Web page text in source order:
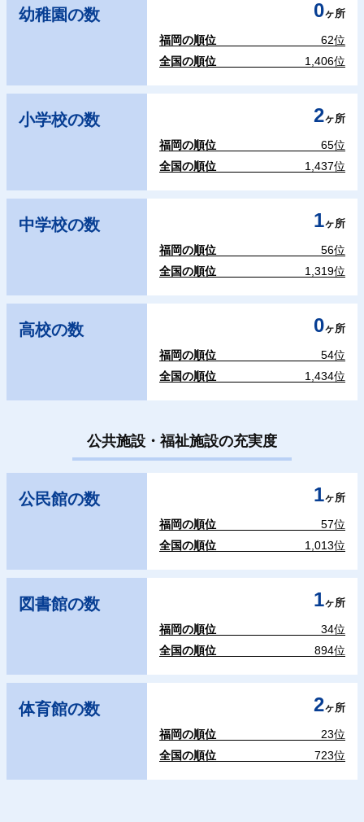
幼稚園の数 0ヶ所
福岡の順位
62位
全国の順位
1,406位
小学校の数 2ヶ所
福岡の順位
65位
全国の順位
1,437位
中学校の数 1ヶ所
福岡の順位
56位
全国の順位
1,319位
高校の数 0ヶ所
福岡の順位
54位
全国の順位
1,434位
公共施設・福祉施設の充実度
公民館の数 1ヶ所
福岡の順位
57位
全国の順位
1,013位
図書館の数 1ヶ所
福岡の順位
34位
全国の順位
894位
体育館の数 2ヶ所
福岡の順位
23位
全国の順位
723位